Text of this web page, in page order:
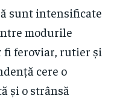
sunt intensificate
modurile
fi feroviar, rutier și
cere o
și o strânsă